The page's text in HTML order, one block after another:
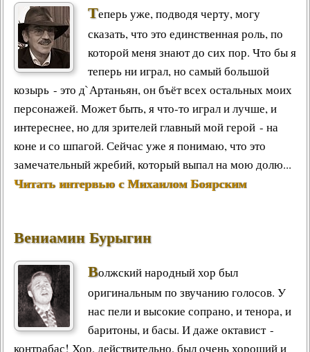
Теперь уже, подводя черту, могу
сказать, что это единственная роль, по
которой меня знают до сих пор. Что бы я
теперь ни играл, но самый большой
козырь - это д`Артаньян, он бъёт всех остальных моих
персонажей. Может быть, я что-то играл и лучше, и
интереснее, но для зрителей главный мой герой - на
коне и со шпагой. Сейчас уже я понимаю, что это
замечательный жребий, который выпал на мою долю...
Читать интервью с Михаилом Боярским
Вениамин Бурыгин
Волжский народный хор был
оригинальным по звучанию голосов. У
нас пели и высокие сопрано, и тенора, и
баритоны, и басы. И даже октавист -
контрабас! Хор, действительно, был очень хороший и